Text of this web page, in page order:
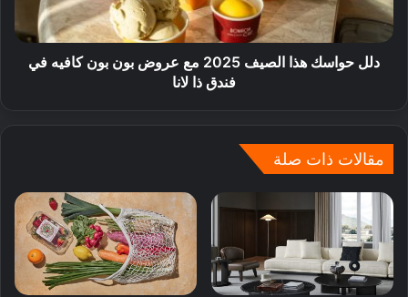
دلل حواسك هذا الصيف 2025 مع عروض بون بون كافيه في
فندق ذا لانا
مقالات ذات صلة